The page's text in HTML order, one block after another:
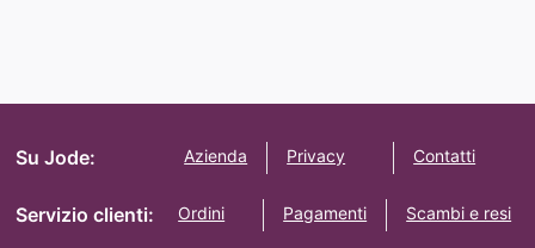
Su Jode: Azienda Privacy Contatti
Servizio clienti: Ordini Pagamenti Scambi e resi